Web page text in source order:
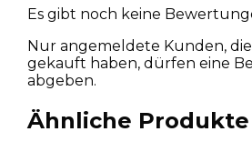
Es gibt noch keine
Nur angemeldete Kunden,
gekauft haben, dürfen eine
abgeben.
Ähnliche Produkte